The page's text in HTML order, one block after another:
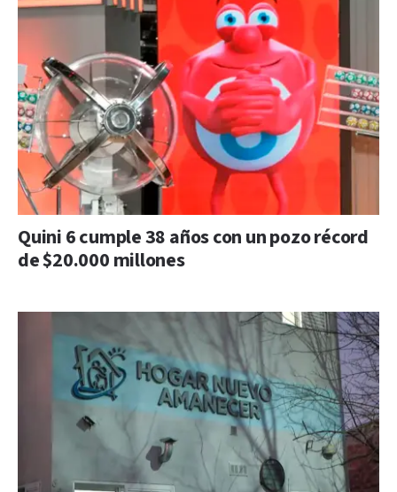
Quini 6 cumple 38 años con un pozo récord
de $20.000 millones